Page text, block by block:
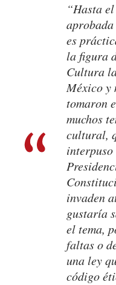
“Hasta
es
la figura
Cultura
México y
tomaron
muchos
cultural,
invaden
gustaría
el tema,
faltas o
una ley
código